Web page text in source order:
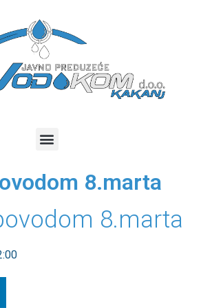
8.marta
8.marta